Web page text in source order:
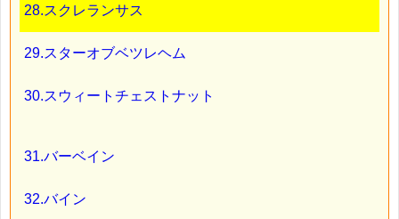
28.スクレランサス
29.スターオブベツレヘム
30.スウィートチェストナット
31.バーベイン
32.バイン